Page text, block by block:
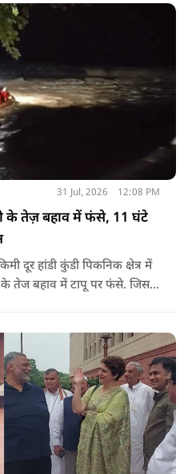
31 Jul, 2026 12:08 PM
के तेज़ बहाव में फंसे, 11 घंटे
दूर हांडी कुंडी पिकनिक क्षेत्र में
के तेज बहाव में टापू पर फंसे. जिसके